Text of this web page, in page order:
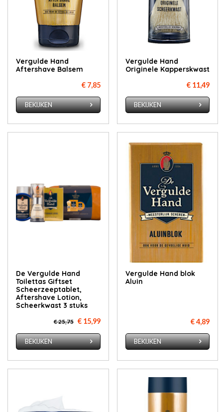
Vergulde Hand
Aftershave Balsem
€ 7,85
BEKIJKEN
Vergulde Hand
Originele Kapperskwast
€ 11,49
BEKIJKEN
De Vergulde Hand
Toilettas Giftset
Scheerzeeptablet,
Aftershave Lotion,
Scheerkwast 3 stuks
€ 25,75 € 15,99
BEKIJKEN
Vergulde Hand blok
Aluin
€ 4,89
BEKIJKEN